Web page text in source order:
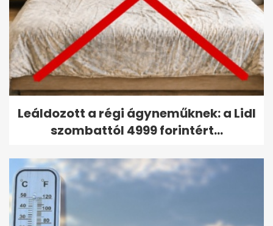
Leáldozott a régi ágyneműknek: a Lidl
szombattól 4999 forintért...